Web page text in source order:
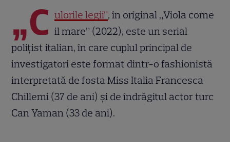
„C ulorile legii”, în original „Viola come
il mare” (2022), este un serial
polițist italian, în care cuplul principal de
investigatori este format dintr-o fashionistă
interpretată de fosta Miss Italia Francesca
Chillemi (37 de ani) și de îndrăgitul actor turc
Can Yaman (33 de ani).